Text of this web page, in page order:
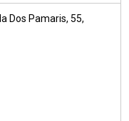
Dos Pamaris, 55